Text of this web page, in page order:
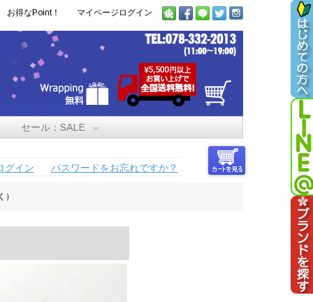
お得なPoint！ マイページログイン
セール：SALE
グイン パスワードをお忘れですか？